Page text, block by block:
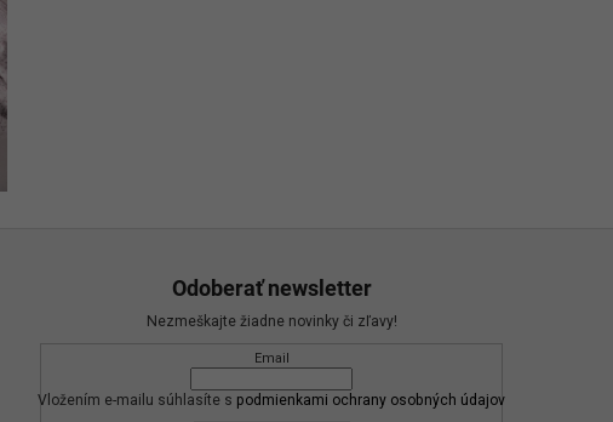
Odoberať newsletter
Nezmeškajte žiadne novinky či zľavy!
Email
Vložením e-mailu súhlasíte s podmienkami ochrany osobných údajov